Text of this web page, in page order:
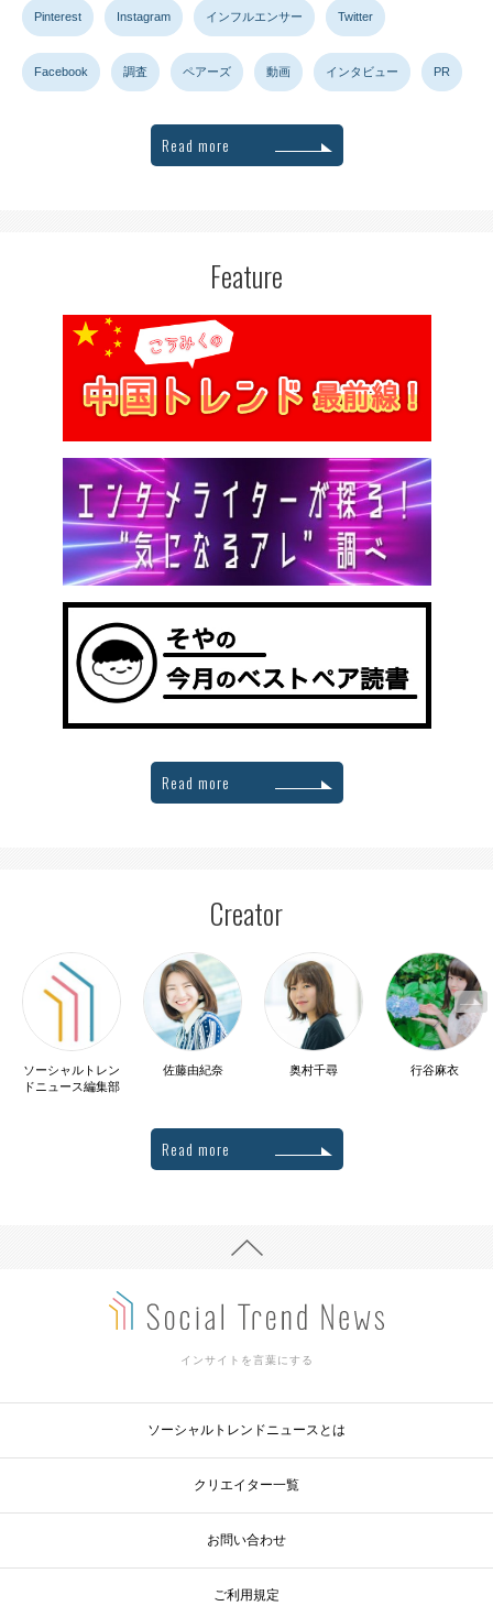
Pinterest Instagram インフルエンサー Twitter
Facebook 調査 ペアーズ 動画 インタビュー PR
Read more
Feature
Read more
Creator
ソーシャルトレン
ドニュース編集部
佐藤由紀奈 奥村千尋 行谷麻衣
Read more
インサイトを言葉にする
ソーシャルトレンドニュースとは
クリエイター一覧
お問い合わせ
ご利用規定